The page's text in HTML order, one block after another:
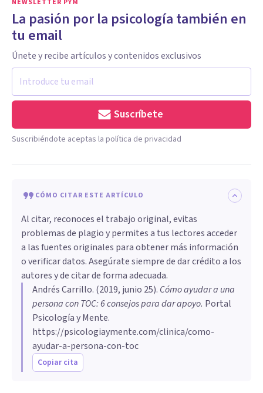
La pasión por la psicología también en
tu email
Únete y recibe artículos y contenidos exclusivos
Suscríbete
Suscribiéndote aceptas la política de privacidad
CÓMO CITAR ESTE ARTÍCULO
Al citar, reconoces el trabajo original, evitas
problemas de plagio y permites a tus lectores acceder
a las fuentes originales para obtener más información
o verificar datos. Asegúrate siempre de dar crédito a los
autores y de citar de forma adecuada.
Andrés Carrillo. (2019, junio 25). Cómo ayudar a una
persona con TOC: 6 consejos para dar apoyo. Portal
Psicología y Mente.
https://psicologiaymente.com/clinica/como-
ayudar-a-persona-con-toc
Copiar cita